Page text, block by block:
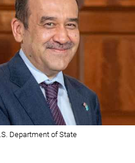
Department of State